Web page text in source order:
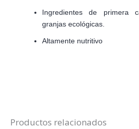
Ingredientes de primera
granjas ecológicas.
Altamente nutritivo
Productos relacionados